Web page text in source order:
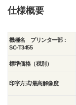
仕様概要
機種名 プリンター部：
SC-T3455
標準価格（税別）
印字方式/最高解像度